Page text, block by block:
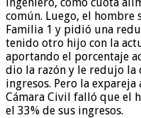
común. Luego, el hombre
Familia 1 y pidió una
tenido otro hijo con la
aportando el porcentaje
dio la razón y le redujo la
ingresos. Pero la
Cámara Civil falló que el
el 33% de sus ingresos.